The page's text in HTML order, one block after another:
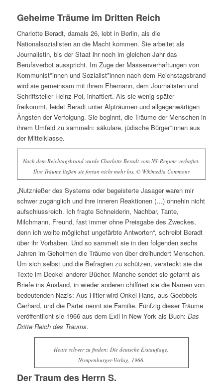
Geheime Träume im Dritten Reich
Charlotte Beradt, damals 26, lebt in Berlin, als die
Nationalsozialisten an die Macht kommen. Sie arbeitet als
Journalistin, bis der Staat ihr noch im gleichen Jahr das
Berufsverbot ausspricht. Im Zuge der Massenverhaftungen von
Kommunist*innen und Sozialist*innen nach dem Reichstagsbrand
wird sie gemeinsam mit ihrem Ehemann, dem Journalisten und
Schriftsteller Heinz Pol, inhaftiert. Als sie wenig später
freikommt, leidet Beradt unter Alpträumen und allgegenwärtigen
Ängsten der Verfolgung. Sie beginnt, die Träume der Menschen in
ihrem Umfeld zu sammeln: säkulare, jüdische Bürger*innen aus
der Mittelklasse.
Nach dem Reichtagsbrand wurde Charlotte Beradt vom NS-Regime verhaftet.
Ihre Träume ließen sie fortan nicht mehr los. © Wikimedia Commons
„Nutznießer des Systems oder begeisterte Jasager waren mir
schwer zugänglich und ihre inneren Reaktionen (…) ohnehin nicht
aufschlussreich. Ich fragte Schneiderin, Nachbar, Tante,
Milchmann, Freund, fast immer ohne Preisgabe des Zweckes,
denn ich wollte möglichst ungefärbte Antworten“, schreibt Beradt
über ihr Vorhaben. Und so sammelt sie in den folgenden sechs
Jahren im Geheimen die Träume von über dreihundert Menschen.
Um sich selbst und die Befragten zu schützen, versteckt sie die
Texte im Deckel anderer Bücher. Manche sendet sie getarnt als
Briefe ins Ausland, in wieder anderen chiffriert sie die Namen von
bedeutenden Nazis: Aus Hitler wird Onkel Hans, aus Goebbels
Gerhard, und die Partei nennt sie Familie. Fünfzig dieser Träume
veröffentlicht sie 1966 aus dem Exil in New York als Buch: Das
Dritte Reich des Traums.
Heute schwer zu finden: Die deutsche Erstauflage,
Nympenburger-Verlag, 1966.
Der Traum des Herrn S.